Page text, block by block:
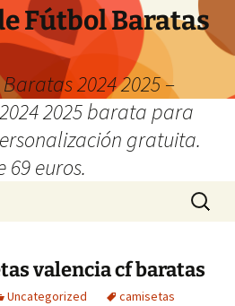
Fútbol Baratas
2024 2025 –
2025 barata para
gratuita.
69 euros.
Buscar:
valencia cf baratas
Uncategorized
camisetas